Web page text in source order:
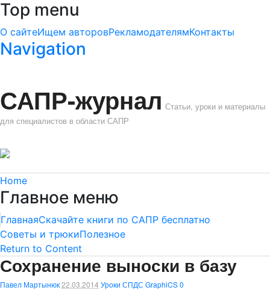
Top menu
О сайтеИщем авторовРекламодателямКонтакты
Navigation
САПР-журнал Статьи, уроки и материалы
для специалистов в области САПР
Home
Главное меню
ГлавнаяСкачайте книги по САПР бесплатно
Советы и трюкиПолезное
Return to Content
Сохранение выноски в базу
Павел Мартынюк22.03.2014 Уроки СПДС GraphiCS0